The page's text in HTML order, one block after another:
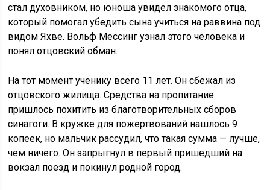
стал духовником, но юноша увидел знакомого отца,
который помогал убедить сына учиться на раввина под
видом Яхве. Вольф Мессинг узнал этого человека и
понял отцовский обман.
На тот момент ученику всего 11 лет. Он сбежал из
отцовского жилища. Средства на пропитание
пришлось похитить из благотворительных сборов
синагоги. В кружке для пожертвований нашлось 9
копеек, но мальчик рассудил, что такая сумма — лучше,
чем ничего. Он запрыгнул в первый пришедший на
вокзал поезд и покинул родной город.